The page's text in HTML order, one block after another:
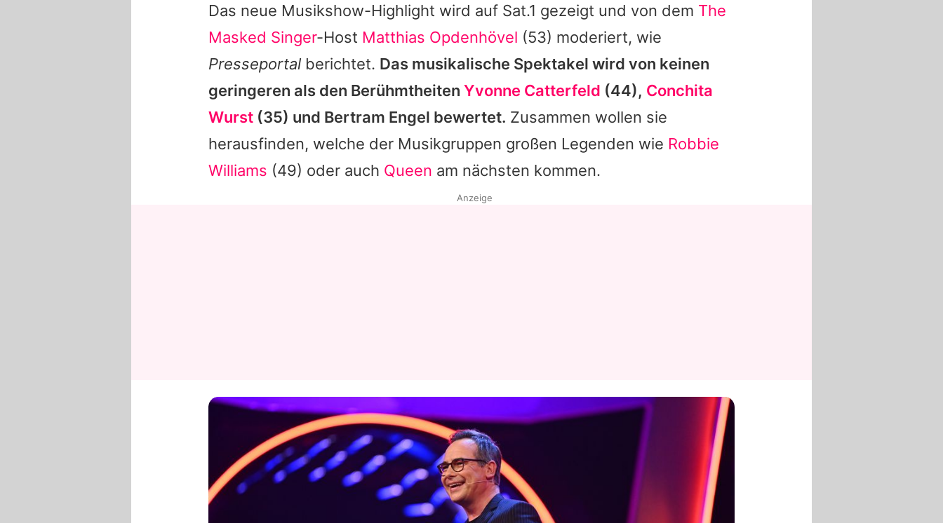
Das neue Musikshow-Highlight wird auf Sat.1 gezeigt und von dem The
Masked Singer-Host Matthias Opdenhövel (53) moderiert, wie
Presseportal berichtet. Das musikalische Spektakel wird von keinen
geringeren als den Berühmtheiten Yvonne Catterfeld (44), Conchita
Wurst (35) und Bertram Engel bewertet. Zusammen wollen sie
herausfinden, welche der Musikgruppen großen Legenden wie Robbie
Williams (49) oder auch Queen am nächsten kommen.
Anzeige